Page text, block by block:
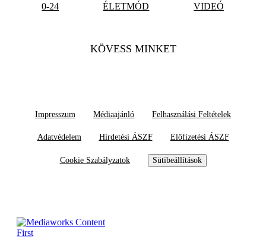
0-24 ÉLETMÓD VIDEÓ
KÖVESS MINKET
Impresszum Médiaajánló Felhasználási Feltételek
Adatvédelem Hirdetési ÁSZF Előfizetési ÁSZF
Cookie Szabályzatok Sütibeállítások